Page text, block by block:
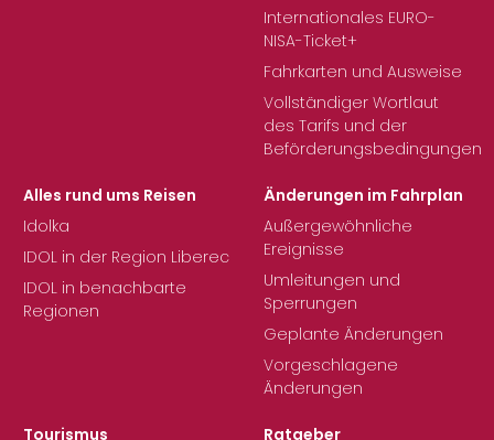
Internationales EURO-
NISA-Ticket+
Fahrkarten und Ausweise
Vollständiger Wortlaut
des Tarifs und der
Beförderungsbedingungen
Alles rund ums Reisen
Idolka
IDOL in der Region Liberec
IDOL in benachbarte
Regionen
Änderungen im Fahrplan
Außergewöhnliche
Ereignisse
Umleitungen und
Sperrungen
Geplante Änderungen
Vorgeschlagene
Änderungen
Tourismus
Ratgeber